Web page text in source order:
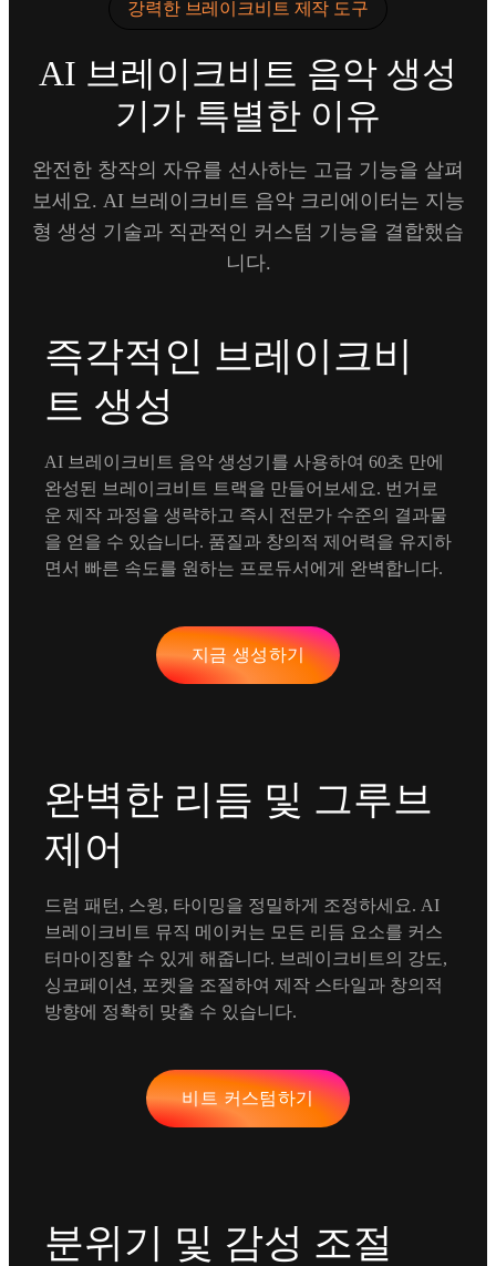
강력한 브레이크비트 제작 도구
AI 브레이크비트 음악 생성
기가 특별한 이유
완전한 창작의 자유를 선사하는 고급 기능을 살펴
보세요. AI 브레이크비트 음악 크리에이터는 지능
형 생성 기술과 직관적인 커스텀 기능을 결합했습
니다.
즉각적인 브레이크비
트 생성
AI 브레이크비트 음악 생성기를 사용하여 60초 만에
완성된 브레이크비트 트랙을 만들어보세요. 번거로
운 제작 과정을 생략하고 즉시 전문가 수준의 결과물
을 얻을 수 있습니다. 품질과 창의적 제어력을 유지하
면서 빠른 속도를 원하는 프로듀서에게 완벽합니다.
지금 생성하기
완벽한 리듬 및 그루브
제어
드럼 패턴, 스윙, 타이밍을 정밀하게 조정하세요. AI
브레이크비트 뮤직 메이커는 모든 리듬 요소를 커스
터마이징할 수 있게 해줍니다. 브레이크비트의 강도,
싱코페이션, 포켓을 조절하여 제작 스타일과 창의적
방향에 정확히 맞출 수 있습니다.
비트 커스텀하기
분위기 및 감성 조절